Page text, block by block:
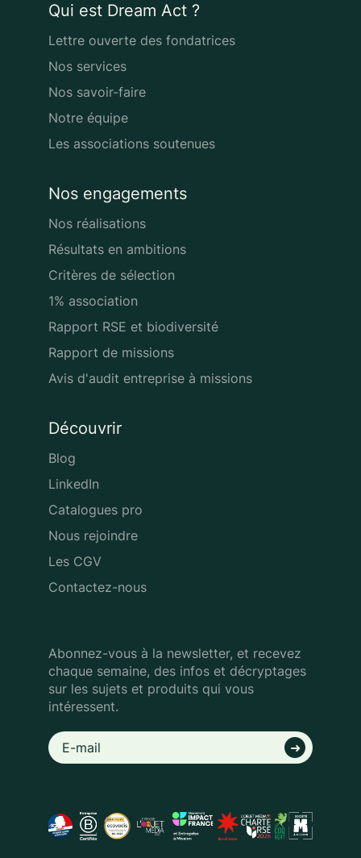
Qui est Dream Act ?
Lettre ouverte des fondatrices
Nos services
Nos savoir-faire
Notre équipe
Les associations soutenues
Nos engagements
Nos réalisations
Résultats en ambitions
Critères de sélection
1% association
Rapport RSE et biodiversité
Rapport de missions
Avis d'audit entreprise à missions
Découvrir
Blog
LinkedIn
Catalogues pro
Nous rejoindre
Les CGV
Contactez-nous
Abonnez-vous à la newsletter, et recevez
chaque semaine, des infos et décryptages
sur les sujets et produits qui vous
intéressent.